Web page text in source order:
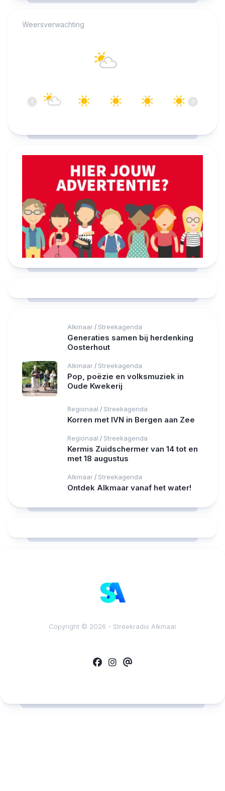
Weersverwachting
‹ ›
Alkmaar / Streekagenda
Generaties samen bij herdenking
Oosterhout
Alkmaar / Streekagenda
Pop, poëzie en volksmuziek in
Oude Kwekerij
Regionaal / Streekagenda
Korren met IVN in Bergen aan Zee
Regionaal / Streekagenda
Kermis Zuidschermer van 14 tot en
met 18 augustus
Alkmaar / Streekagenda
Ontdek Alkmaar vanaf het water!
Copyright © 2026 - Streekradio Alkmaar